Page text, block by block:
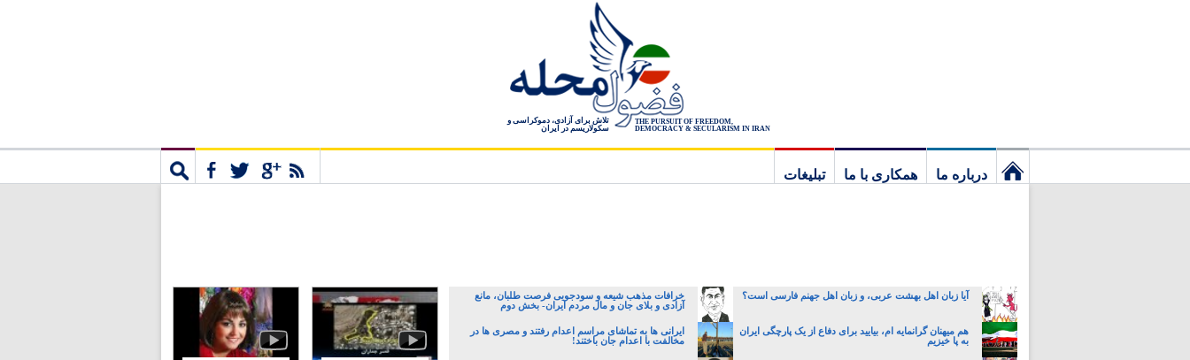
THE PURSUIT OF FREEDOM,
DEMOCRACY & SECULARISM IN IRAN
تلاش برای آزادی، دموکراسی و
سکولاریسم در ایران
درباره ما همکاری با ما
تبلیغات
آیا زبان اهل بهشت عربی، و زبان اهل جهنم فارسی است؟
خرافات مذهب شیعه و سودجویی فرصت طلبان، مانع
آزادی و بلای جان و مال مردم ایران- بخش دوم
هم میهنان گرانمایه ام، بیایید برای دفاع از یک پارچگی ایران
به پا خیزیم
ایرانی ها به تماشای مراسم اعدام رفتند و مصری ها در
مخالفت با اعدام جان باختند!